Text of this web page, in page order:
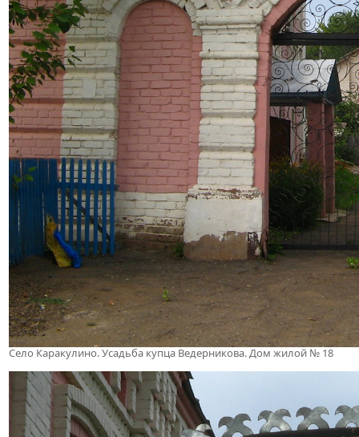
Село Каракулино. Усадьба купца Ведерникова. Дом жилой № 18